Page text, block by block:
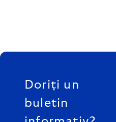
SUBSOL
Doriți un
buletin